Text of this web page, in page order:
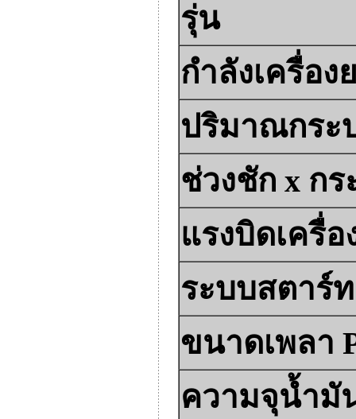
รุ่น
กำลังเครื่อง
ปริมาณกระ
ช่วงชัก x ก
แรงบิดเครื่
ระบบสตาร์ท
ขนาดเพลา
ความจุน้ำมั